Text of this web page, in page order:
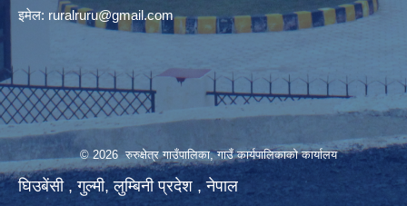
इमेल: ruralruru@gmail.com
© 2026 रुरुक्षेत्र गाउँपालिका, गाउँ कार्यपालिकाको कार्यालय
घिउबेंसी , गुल्मी, लुम्बिनी प्रदेश , नेपाल